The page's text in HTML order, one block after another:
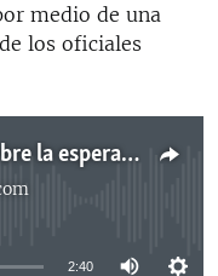
medio de una
los oficiales
Madre de Luis Robles habla sobre la espera de su hijo por la libertad condicional
available
2:40